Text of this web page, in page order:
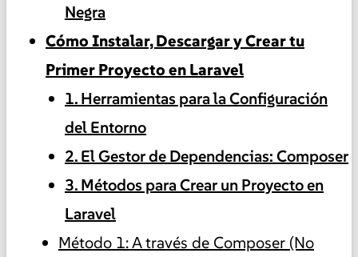
Negra
Cómo Instalar, Descargar y Crear tu
Primer Proyecto en Laravel
1. Herramientas para la Configuración
del Entorno
2. El Gestor de Dependencias: Composer
3. Métodos para Crear un Proyecto en
Laravel
Método 1: A través de Composer (No